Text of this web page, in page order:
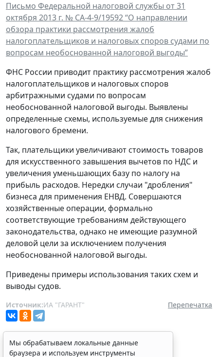
Письмо Федеральной налоговой службы от 31
октября 2013 г. № СА-4-9/19592 “О направлении
обзора практики рассмотрения жалоб
налогоплательщиков и налоговых споров судами по
вопросам необоснованной налоговой выгоды”
ФНС России приводит практику рассмотрения жалоб
налогоплательщиков и налоговых споров
арбитражными судами по вопросам
необоснованной налоговой выгоды. Выявлены
определенные схемы, используемые для снижения
налогового бремени.
Так, плательщики увеличивают стоимость товаров
для искусственного завышения вычетов по НДС и
увеличения уменьшающих базу по налогу на
прибыль расходов. Нередки случаи "дробления"
бизнеса для применения ЕНВД. Совершаются
хозяйственные операции, формально
соответствующие требованиям действующего
законодательства, однако не имеющие разумной
деловой цели за исключением получения
необоснованной налоговой выгоды.
Приведены примеры использования таких схем и
выводы судов.
Источник:ИА "ГАРАНТ" Перепечатка
Мы обрабатываем локальные данные
браузера и используем инструменты